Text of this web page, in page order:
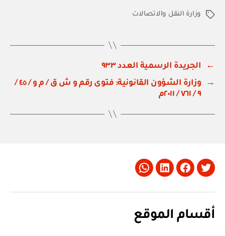
الوسوموزارة النقل والاتصالات
←
الجريدة الرسمية العدد ٩٣٣
→
وزارة الشؤون القانونية: فتوى رقم و ش ق / م و / ٤٥ /
٩ / ٧٦١ / ٢٠١١م
Twitter
Facebook
LinkedIn
Whatsapp
أقسام الموقع